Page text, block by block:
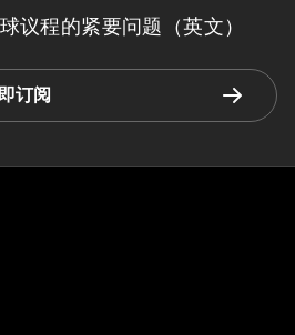
议程的紧要问题（英文）
订阅